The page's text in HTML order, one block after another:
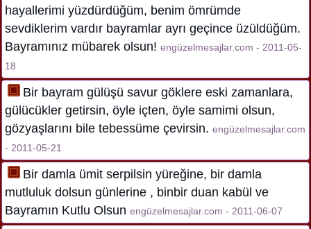
hayallerimi yüzdürdüğüm, benim ömrümde
sevdiklerim vardır bayramlar ayrı geçince üzüldüğüm.
Bayramınız mübarek olsun! engüzelmesajlar.com - 2011-05-
18
Bir bayram gülüşü savur göklere eski zamanlara,
gülücükler getirsin, öyle içten, öyle samimi olsun,
gözyaşlarını bile tebessüme çevirsin. engüzelmesajlar.com
- 2011-05-21
Bir damla ümit serpilsin yüreğine, bir damla
mutluluk dolsun günlerine , binbir duan kabül ve
Bayramın Kutlu Olsun engüzelmesajlar.com - 2011-06-07